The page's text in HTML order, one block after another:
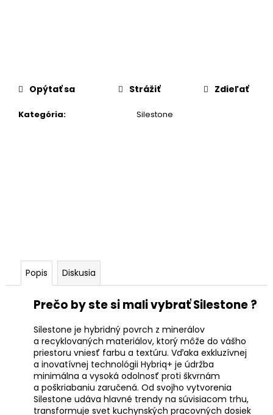
Kategória: Silestone
Opýtať sa Strážiť Zdieľať
Popis Diskusia
Prečo by ste si mali vybrať Silestone ?
Silestone je hybridný povrch z minerálov
a recyklovaných materiálov, ktorý môže do vášho
priestoru vniesť farbu a textúru. Vďaka exkluzívnej
a inovatívnej technológii Hybriq+ je údržba
minimálna a vysoká odolnosť proti škvrnám
a poškriabaniu zaručená. Od svojho vytvorenia
Silestone udáva hlavné trendy na súvisiacom trhu,
transformuje svet kuchynských pracovných dosiek